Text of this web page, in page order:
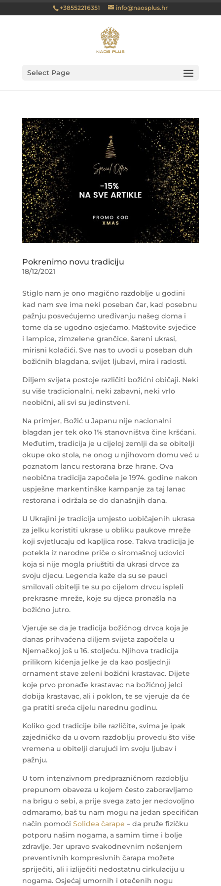
+38552216351 info@naosplus.hr
Select Page
Pokrenimo novu tradiciju
18/12/2021
Stiglo nam je ono magično razdoblje u godini
kad nam sve ima neki poseban čar, kad posebnu
pažnju posvećujemo uređivanju našeg doma i
tome da se ugodno osjećamo. Maštovite svjećice
i lampice, zimzelene grančice, šareni ukrasi,
mirisni kolačići. Sve nas to uvodi u poseban duh
božićnih blagdana, svijet ljubavi, mira i radosti.
Diljem svijeta postoje različiti božićni običaji. Neki
su više tradicionalni, neki zabavni, neki vrlo
neobični, ali svi su jedinstveni.
Na primjer, Božić u Japanu nije nacionalni
blagdan jer tek oko 1% stanovništva čine kršćani.
Međutim, tradicija je u cijeloj zemlji da se obitelji
okupe oko stola, ne onog u njihovom domu već u
poznatom lancu restorana brze hrane. Ova
neobična tradicija započela je 1974. godine nakon
uspješne markentinške kampanje za taj lanac
restorana i održala se do današnjih dana.
U Ukrajini je tradicija umjesto uobičajenih ukrasa
za jelku koristiti ukrase u obliku paukove mreže
koji svjetlucaju od kapljica rose. Takva tradicija je
potekla iz narodne priče o siromašnoj udovici
koja si nije mogla priuštiti da ukrasi drvce za
svoju djecu. Legenda kaže da su se pauci
smilovali obitelji te su po cijelom drvcu ispleli
prekrasne mreže, koje su djeca pronašla na
božićno jutro.
Vjeruje se da je tradicija božićnog drvca koja je
danas prihvaćena diljem svijeta započela u
Njemačkoj još u 16. stoljeću. Njihova tradicija
prilikom kićenja jelke je da kao posljednji
ornament stave zeleni božićni krastavac. Dijete
koje prvo pronađe krastavac na božićnoj jelci
dobija krastavac, ali i poklon, te se vjeruje da će
ga pratiti sreća cijelu narednu godinu.
Koliko god tradicije bile različite, svima je ipak
zajedničko da u ovom razdoblju provedu što više
vremena u obitelji darujući im svoju ljubav i
pažnju.
U tom intenzivnom predprazničnom razdoblju
prepunom obaveza u kojem često zaboravljamo
na brigu o sebi, a prije svega zato jer nedovoljno
odmaramo, baš tu nam mogu na jedan specifičan
način pomoći Solidea čarape – da pruže fizičku
potporu našim nogama, a samim time i bolje
zdravlje. Jer upravo svakodnevnim nošenjem
preventivnih kompresivnih čarapa možete
spriječiti, ali i izliječiti nedostatnu cirkulaciju u
nogama. Osjećaj umornih i otečenih nogu